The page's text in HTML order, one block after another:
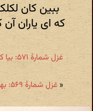
ببین کان
که ای یاران
غزل
« غزل شمارهٔ ۵۶۹: بهار آمد بهار آمد بهار مشکبار آمد